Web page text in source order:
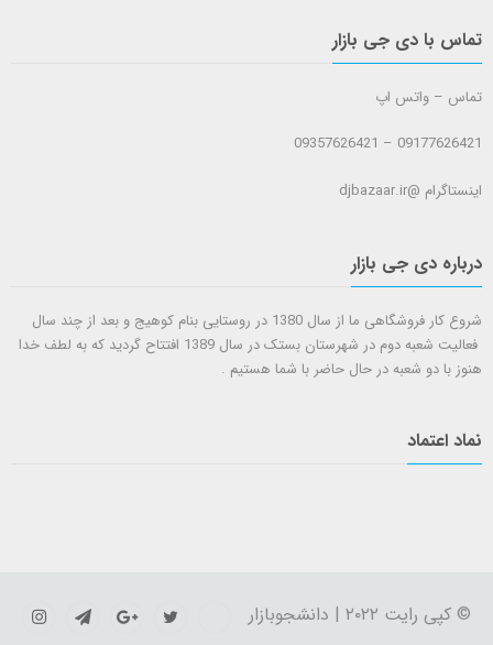
تماس با دی جی بازار
تماس – واتس اپ
09177626421 – 09357626421
اینستاگرام @djbazaar.ir
درباره دی جی بازار
شروع کار فروشگاهی ما از سال 1380 در روستایی بنام کوهیج و بعد از چند سال
فعالیت شعبه دوم در شهرستان بستک در سال 1389 افتتاح گردید که به لطف خدا
هنوز با دو شعبه در حال حاضر با شما هستيم .
نماد اعتماد
© کپی رایت ۲۰۲۲ | دانشجوبازار